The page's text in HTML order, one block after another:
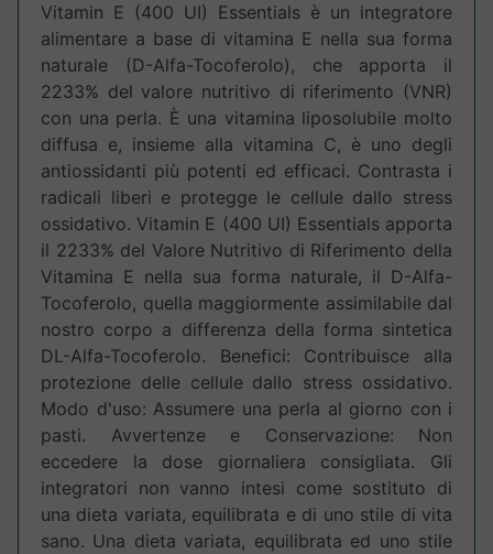
Vitamin E (400 UI) Essentials è un integratore
alimentare a base di vitamina E nella sua forma
naturale (D-Alfa-Tocoferolo), che apporta il
2233% del valore nutritivo di riferimento (VNR)
con una perla. È una vitamina liposolubile molto
diffusa e, insieme alla vitamina C, è uno degli
antiossidanti più potenti ed efficaci. Contrasta i
radicali liberi e protegge le cellule dallo stress
ossidativo. Vitamin E (400 UI) Essentials apporta
il 2233% del Valore Nutritivo di Riferimento della
Vitamina E nella sua forma naturale, il D-Alfa-
Tocoferolo, quella maggiormente assimilabile dal
nostro corpo a differenza della forma sintetica
DL-Alfa-Tocoferolo. Benefici: Contribuisce alla
protezione delle cellule dallo stress ossidativo.
Modo d'uso: Assumere una perla al giorno con i
pasti. Avvertenze e Conservazione: Non
eccedere la dose giornaliera consigliata. Gli
integratori non vanno intesi come sostituto di
una dieta variata, equilibrata e di uno stile di vita
sano. Una dieta variata, equilibrata ed uno stile